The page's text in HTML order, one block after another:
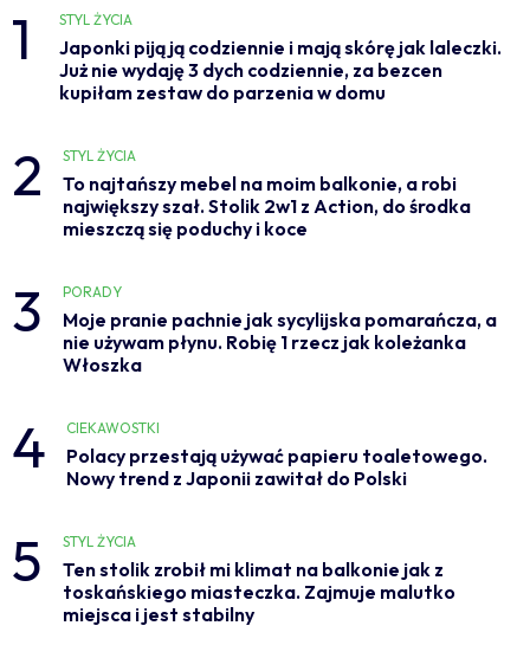
1 STYL ŻYCIA
Japonki piją ją codziennie i mają skórę jak laleczki.
Już nie wydaję 3 dych codziennie, za bezcen
kupiłam zestaw do parzenia w domu
2 STYL ŻYCIA
To najtańszy mebel na moim balkonie, a robi
największy szał. Stolik 2w1 z Action, do środka
mieszczą się poduchy i koce
3 PORADY
Moje pranie pachnie jak sycylijska pomarańcza, a
nie używam płynu. Robię 1 rzecz jak koleżanka
Włoszka
4 CIEKAWOSTKI
Polacy przestają używać papieru toaletowego.
Nowy trend z Japonii zawitał do Polski
5 STYL ŻYCIA
Ten stolik zrobił mi klimat na balkonie jak z
toskańskiego miasteczka. Zajmuje malutko
miejsca i jest stabilny